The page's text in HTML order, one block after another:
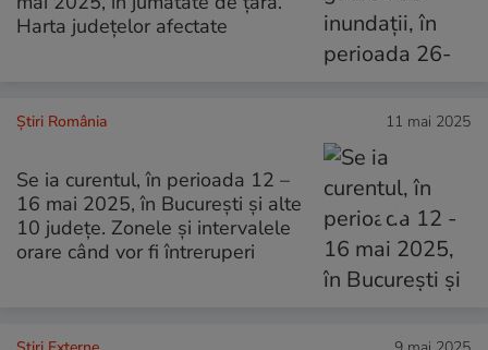
Harta județelor afectate
Știri România 11 mai 2025
Se ia curentul, în perioada 12 –
16 mai 2025, în București și alte
10 județe. Zonele și intervalele
orare când vor fi întreruperi